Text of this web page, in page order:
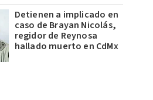
Detienen a implicado en
caso de Brayan Nicolás,
regidor de Reynosa
hallado muerto en CdMx